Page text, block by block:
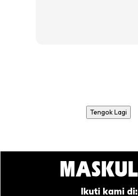
Tengok Lagi
Ikuti kami di: